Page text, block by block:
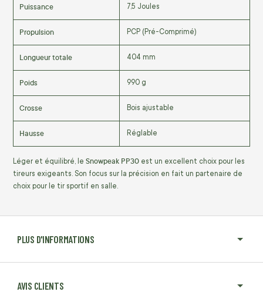
PLUS D'INFORMATIONS
AVIS CLIENTS
Puissance 7,5 Joules
Propulsion PCP (Pré-Comprimé)
Longueur totale 404 mm
Poids 990 g
Crosse Bois ajustable
Hausse Réglable
Léger et équilibré, le Snowpeak PP30 est un excellent choix pour les
tireurs exigeants. Son focus sur la précision en fait un partenaire de
choix pour le tir sportif en salle.